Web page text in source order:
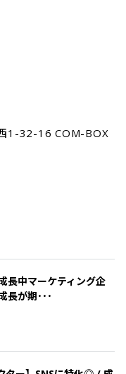
1-32-16 COM-BOX
長中マーケティング企
長が期･･･